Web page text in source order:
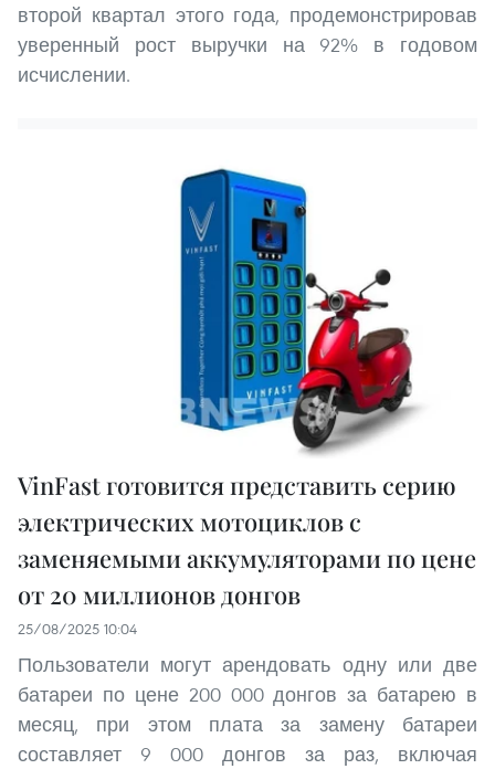
второй квартал этого года, продемонстрировав
уверенный рост выручки на 92% в годовом
исчислении.
VinFast готовится представить серию
электрических мотоциклов с
заменяемыми аккумуляторами по цене
от 20 миллионов донгов
25/08/2025 10:04
Пользователи могут арендовать одну или две
батареи по цене 200 000 донгов за батарею в
месяц, при этом плата за замену батареи
составляет 9 000 донгов за раз, включая